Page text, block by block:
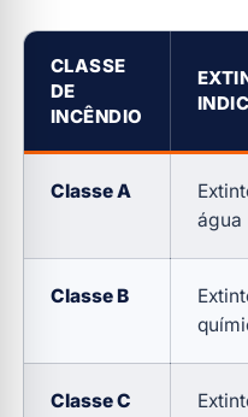
CLASSE
DE
INCÊNDIO
Classe A
água
Classe B
Classe C